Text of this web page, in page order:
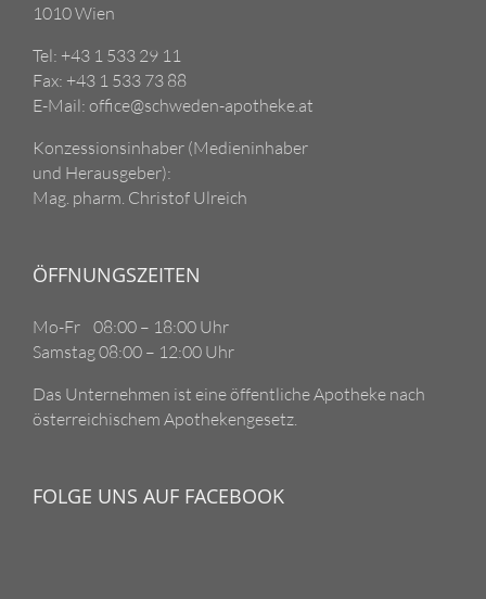
1010 Wien
Tel: +43 1 533 29 11
Fax: +43 1 533 73 88
E-Mail: office@schweden-apotheke.at
Konzessionsinhaber (Medieninhaber
und Herausgeber):
Mag. pharm. Christof Ulreich
ÖFFNUNGSZEITEN
Mo-Fr 08:00 – 18:00 Uhr
Samstag 08:00 – 12:00 Uhr
Das Unternehmen ist eine öffentliche Apotheke nach
österreichischem Apothekengesetz.
FOLGE UNS AUF FACEBOOK